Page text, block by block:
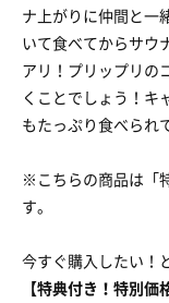
ナ上がりに仲間と一
いて食べてからサウ
アリ！プリップリの
くことでしょう！キ
もたっぷり食べられ
※こちらの商品は「
す。
今すぐ購入したい！
【特典付き！特別